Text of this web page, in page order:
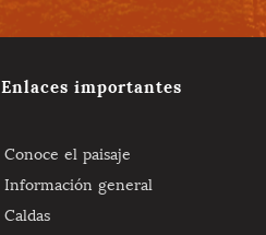
Enlaces importantes
Conoce el paisaje
Información general
Caldas